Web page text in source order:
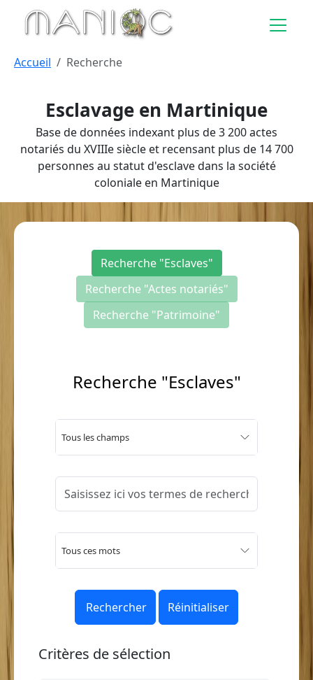
Aller au contenu principal
Esclavage en Martinique
Base de données indexant plus de 3 200 actes
notariés du XVIIIe siècle et recensant plus de 14 700
personnes au statut d'esclave dans la société
coloniale en Martinique
Accueil Recherche
Recherche "Esclaves"
Recherche "Actes notariés"
Recherche "Patrimoine"
Recherche "Esclaves"
Tous les champs
Tous ces mots
Critères de sélection